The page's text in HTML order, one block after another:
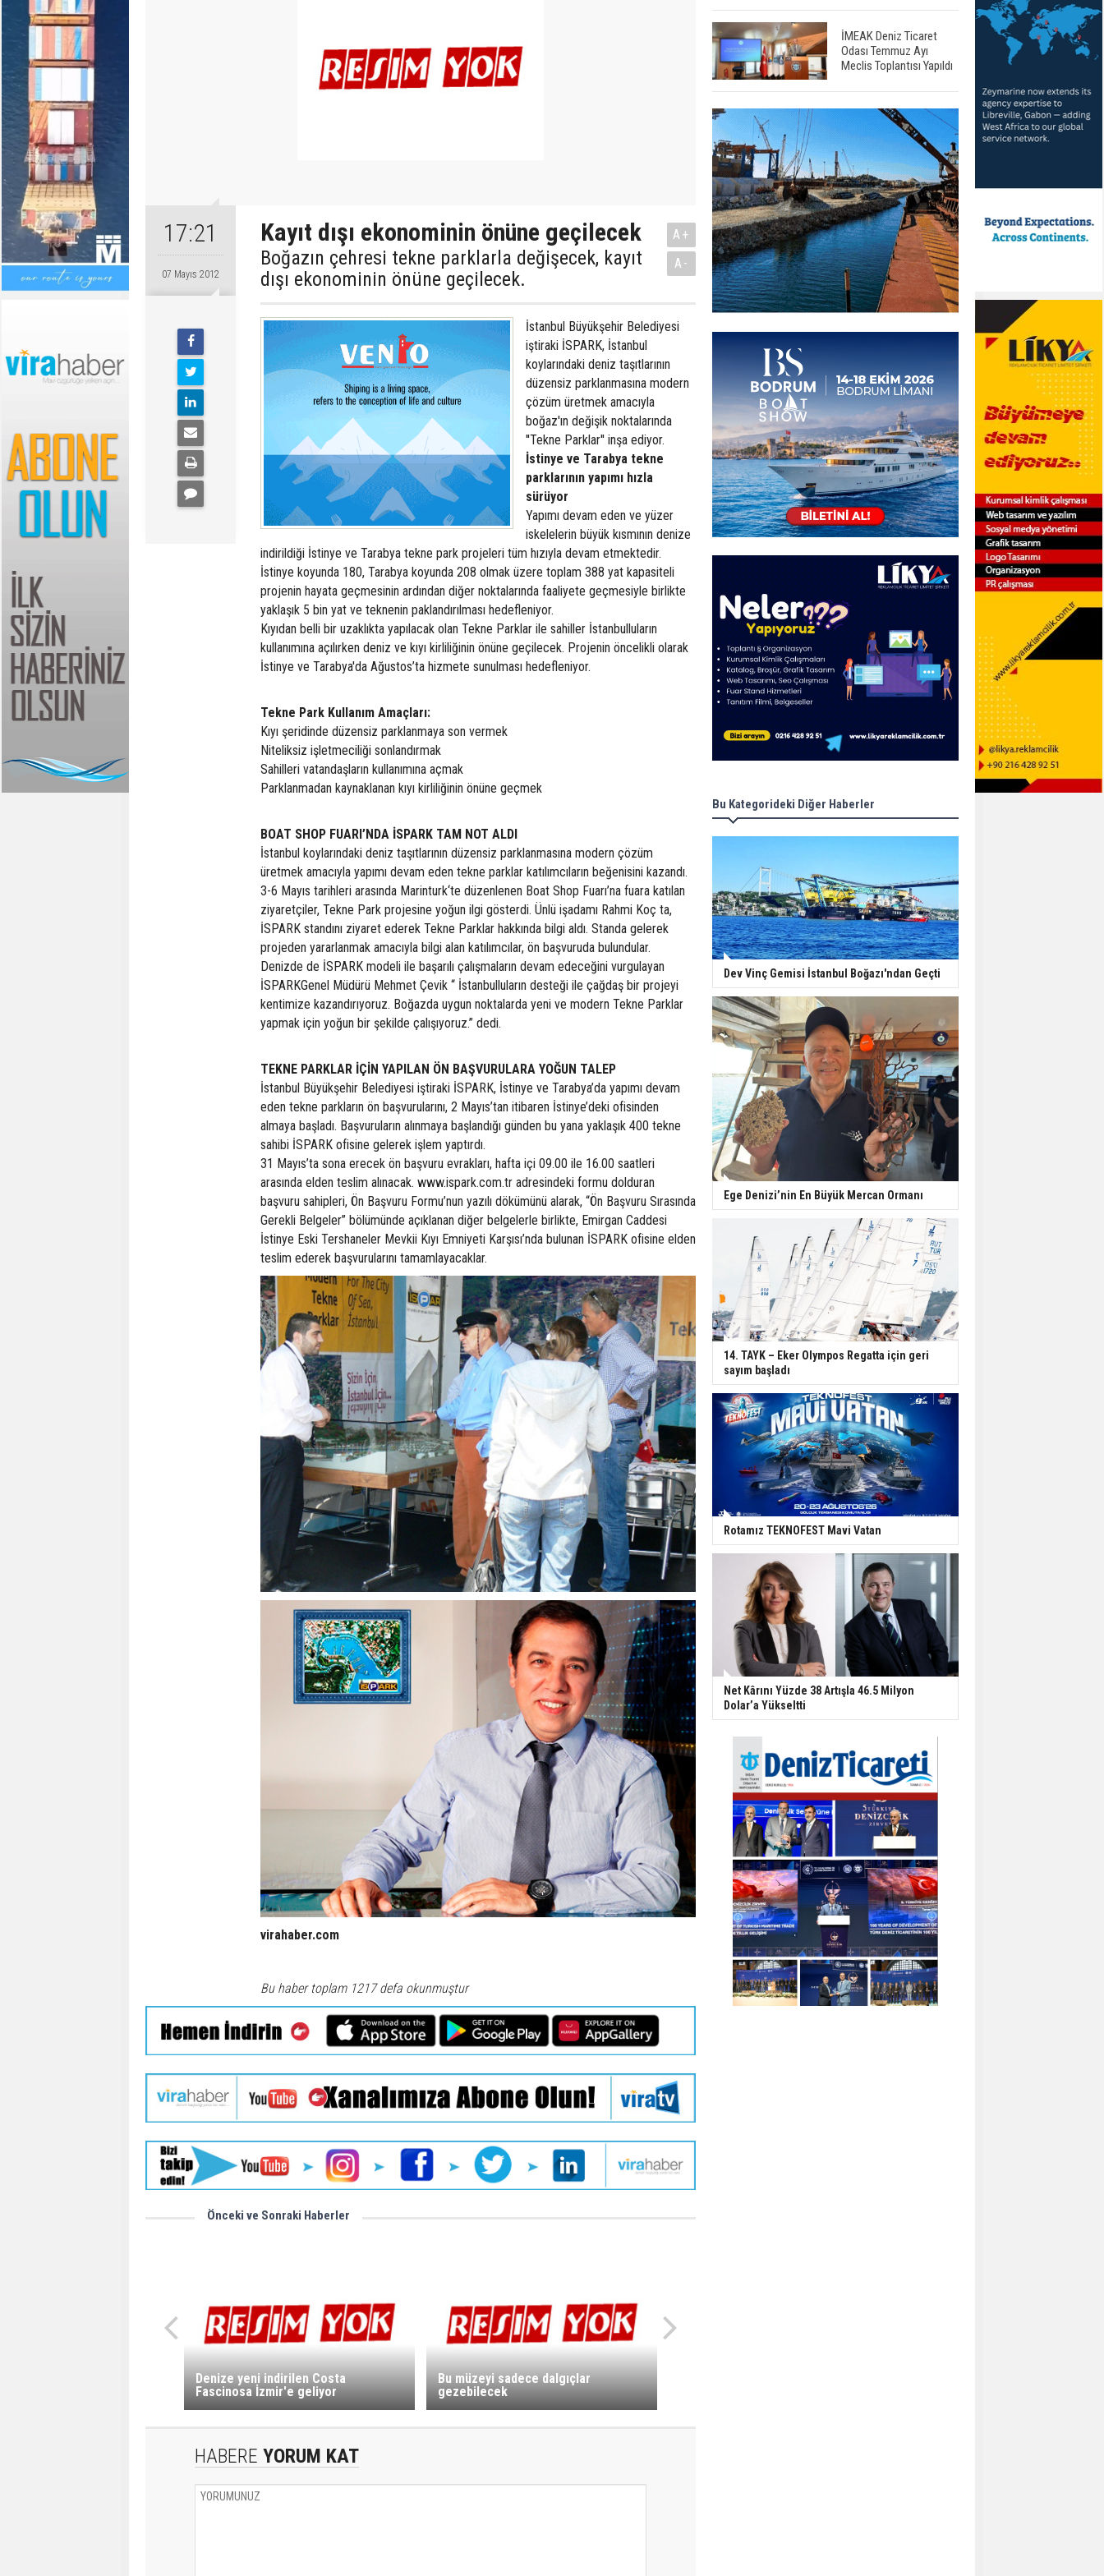
17:21
07 Mayıs 2012
Kayıt dışı ekonominin önüne geçilecek
Boğazın çehresi tekne parklarla değişecek, kayıt
dışı ekonominin önüne geçilecek.
A+
A-
İstanbul Büyükşehir Belediyesi
iştiraki İSPARK, İstanbul
koylarındaki deniz taşıtlarının
düzensiz parklanmasına modern
çözüm üretmek amacıyla
boğaz'ın değişik noktalarında
''Tekne Parklar'' inşa ediyor.
İstinye ve Tarabya tekne
parklarının yapımı hızla
sürüyor
Yapımı devam eden ve yüzer
iskelelerin büyük kısmının denize
indirildiği İstinye ve Tarabya tekne park projeleri tüm hızıyla devam etmektedir.
İstinye koyunda 180, Tarabya koyunda 208 olmak üzere toplam 388 yat kapasiteli
projenin hayata geçmesinin ardından diğer noktalarında faaliyete geçmesiyle birlikte
yaklaşık 5 bin yat ve teknenin paklandırılması hedefleniyor.
Kıyıdan belli bir uzaklıkta yapılacak olan Tekne Parklar ile sahiller İstanbulluların
kullanımına açılırken deniz ve kıyı kirliliğinin önüne geçilecek. Projenin öncelikli olarak
İstinye ve Tarabya'da Ağustos’ta hizmete sunulması hedefleniyor.
Tekne Park Kullanım Amaçları:
Kıyı şeridinde düzensiz parklanmaya son vermek
Niteliksiz işletmeciliği sonlandırmak
Sahilleri vatandaşların kullanımına açmak
Parklanmadan kaynaklanan kıyı kirliliğinin önüne geçmek
BOAT SHOP FUARI’NDA İSPARK TAM NOT ALDI
İstanbul koylarındaki deniz taşıtlarının düzensiz parklanmasına modern çözüm
üretmek amacıyla yapımı devam eden tekne parklar katılımcıların beğenisini kazandı.
3-6 Mayıs tarihleri arasında Marinturk‘te düzenlenen Boat Shop Fuarı’na fuara katılan
ziyaretçiler, Tekne Park projesine yoğun ilgi gösterdi. Ünlü işadamı Rahmi Koç ta,
İSPARK standını ziyaret ederek Tekne Parklar hakkında bilgi aldı. Standa gelerek
projeden yararlanmak amacıyla bilgi alan katılımcılar, ön başvuruda bulundular.
Denizde de İSPARK modeli ile başarılı çalışmaların devam edeceğini vurgulayan
İSPARKGenel Müdürü Mehmet Çevik “ İstanbulluların desteği ile çağdaş bir projeyi
kentimize kazandırıyoruz. Boğazda uygun noktalarda yeni ve modern Tekne Parklar
yapmak için yoğun bir şekilde çalışıyoruz.” dedi.
TEKNE PARKLAR İÇİN YAPILAN ÖN BAŞVURULARA YOĞUN TALEP
İstanbul Büyükşehir Belediyesi iştiraki İSPARK, İstinye ve Tarabya’da yapımı devam
eden tekne parkların ön başvurularını, 2 Mayıs’tan itibaren İstinye’deki ofisinden
almaya başladı. Başvuruların alınmaya başlandığı günden bu yana yaklaşık 400 tekne
sahibi İSPARK ofisine gelerek işlem yaptırdı.
31 Mayıs’ta sona erecek ön başvuru evrakları, hafta içi 09.00 ile 16.00 saatleri
arasında elden teslim alınacak. www.ispark.com.tr adresindeki formu dolduran
başvuru sahipleri, Ön Başvuru Formu’nun yazılı dökümünü alarak, “Ön Başvuru Sırasında
Gerekli Belgeler” bölümünde açıklanan diğer belgelerle birlikte, Emirgan Caddesi
İstinye Eski Tershaneler Mevkii Kıyı Emniyeti Karşısı’nda bulunan İSPARK ofisine elden
teslim ederek başvurularını tamamlayacaklar.
virahaber.com
Bu haber toplam 1217 defa okunmuştur
Önceki ve Sonraki Haberler
Denize yeni indirilen Costa
Fascinosa İzmir'e geliyor
Bu müzeyi sadece dalgıçlar
gezebilecek
HABERE YORUM KAT
İMEAK Deniz Ticaret
Odası Temmuz Ayı
Meclis Toplantısı Yapıldı
Bu Kategorideki Diğer Haberler
Dev Vinç Gemisi İstanbul Boğazı'ndan Geçti
Ege Denizi’nin En Büyük Mercan Ormanı
14. TAYK – Eker Olympos Regatta için geri
sayım başladı
Rotamız TEKNOFEST Mavi Vatan
Net Kârını Yüzde 38 Artışla 46.5 Milyon
Dolar’a Yükseltti